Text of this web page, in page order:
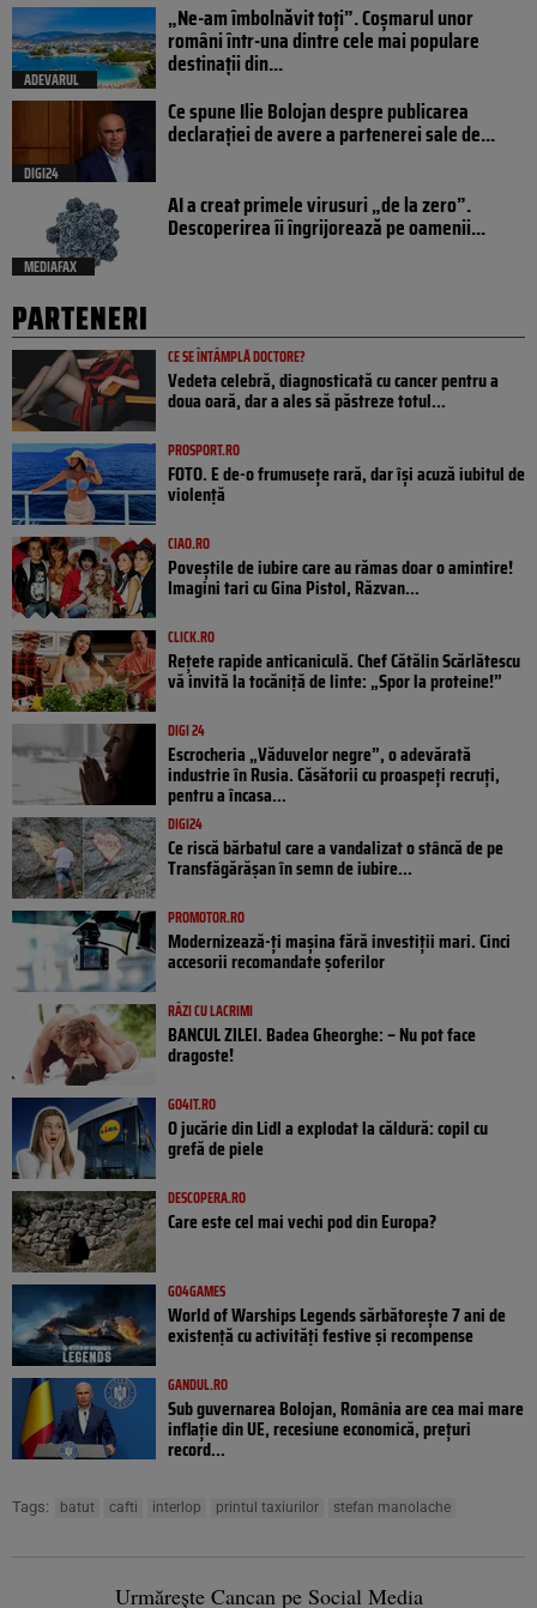
ADEVARUL
„Ne-am îmbolnăvit toți”. Coșmarul unor
români într-una dintre cele mai populare
destinații din...
DIGI24
Ce spune Ilie Bolojan despre publicarea
declarației de avere a partenerei sale de...
MEDIAFAX
AI a creat primele virusuri „de la zero”.
Descoperirea îi îngrijorează pe oamenii...
PARTENERI
CE SE ÎNTÂMPLĂ DOCTORE?
Vedeta celebră, diagnosticată cu cancer pentru a
doua oară, dar a ales să păstreze totul...
PROSPORT.RO
FOTO. E de-o frumusețe rară, dar își acuză iubitul de
violență
CIAO.RO
Poveştile de iubire care au rămas doar o amintire!
Imagini tari cu Gina Pistol, Răzvan...
CLICK.RO
Rețete rapide anticaniculă. Chef Cătălin Scărlătescu
vă invită la tocăniță de linte: „Spor la proteine!”
DIGI 24
Escrocheria „Văduvelor negre”, o adevărată
industrie în Rusia. Căsătorii cu proaspeți recruți,
pentru a încasa...
DIGI24
Ce riscă bărbatul care a vandalizat o stâncă de pe
Transfăgărășan în semn de iubire...
PROMOTOR.RO
Modernizează-ți mașina fără investiții mari. Cinci
accesorii recomandate șoferilor
RÂZI CU LACRIMI
BANCUL ZILEI. Badea Gheorghe: – Nu pot face
dragoste!
GO4IT.RO
O jucărie din Lidl a explodat la căldură: copil cu
grefă de piele
DESCOPERA.RO
Care este cel mai vechi pod din Europa?
GO4GAMES
World of Warships Legends sărbătorește 7 ani de
existență cu activități festive și recompense
GANDUL.RO
Sub guvernarea Bolojan, România are cea mai mare
inflație din UE, recesiune economică, prețuri
record...
Tags: batut cafti interlop printul taxiurilor stefan manolache
Urmărește Cancan pe Social Media